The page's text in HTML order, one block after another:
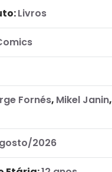
Livros
Fornés, Mikel Janin,
2026